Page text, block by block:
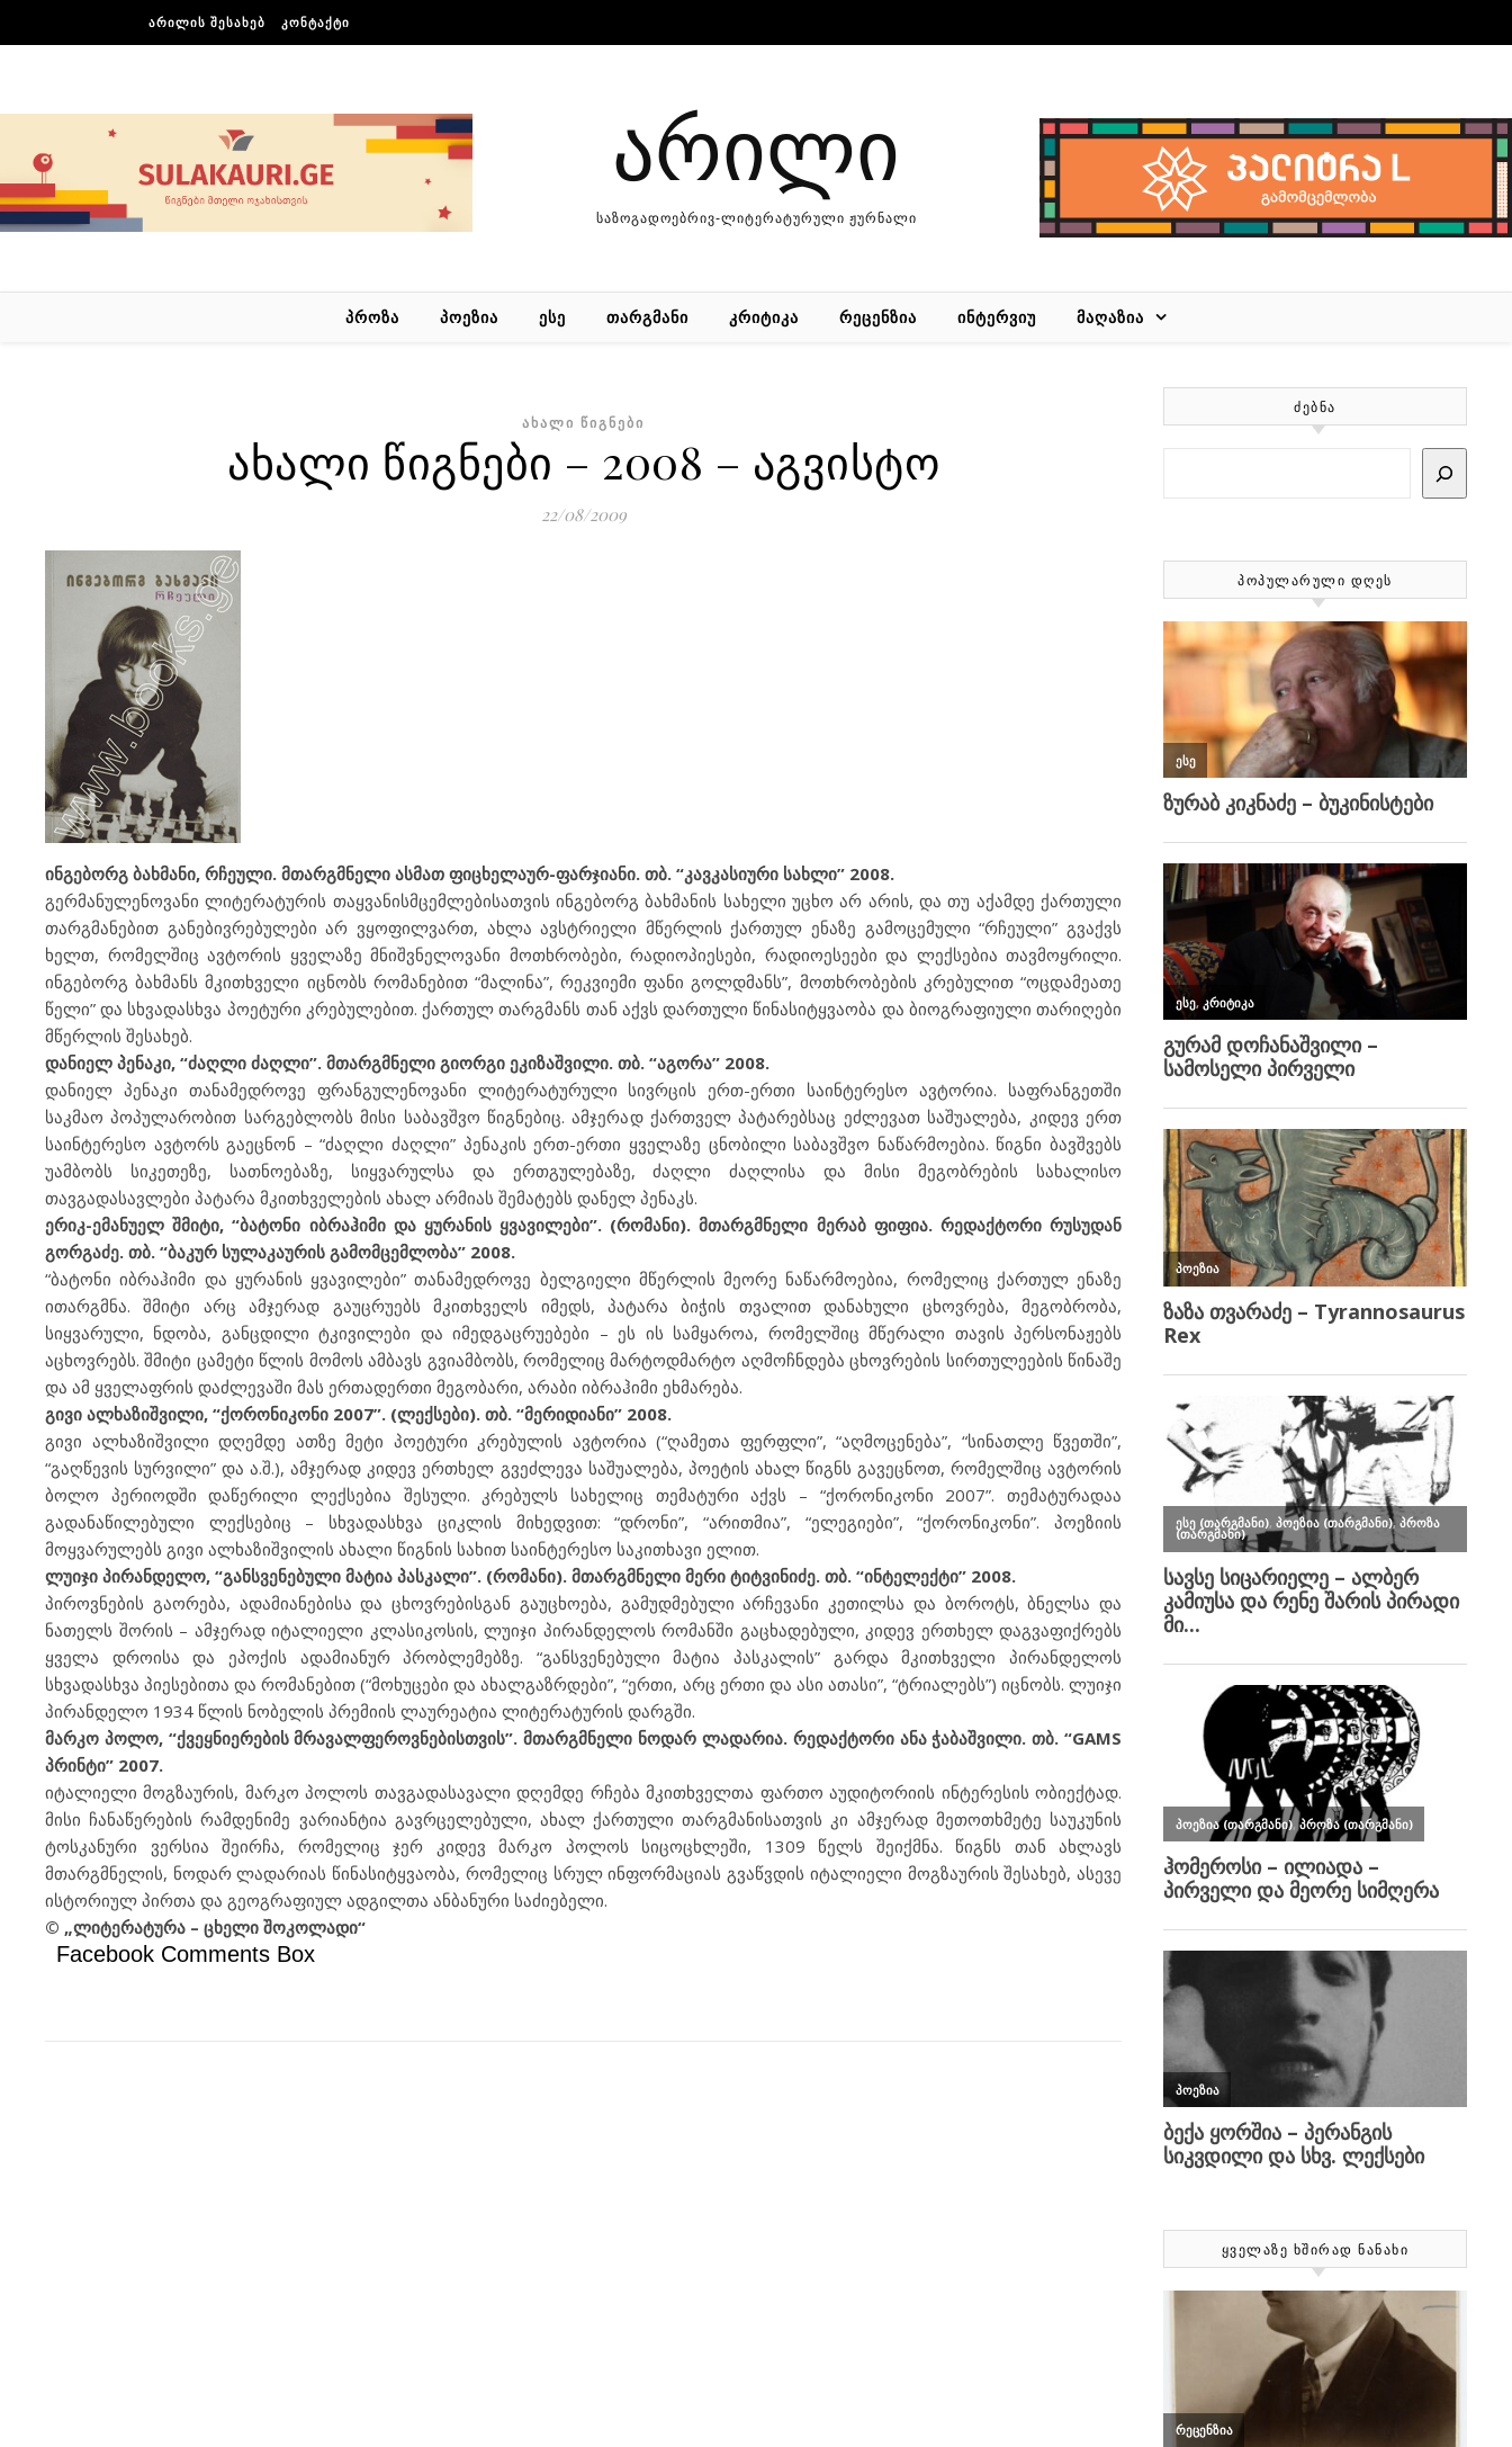
ᲐᲠᲘᲚᲘᲡ ᲨᲔᲡᲐᲮᲔᲑ ᲙᲝᲜᲢᲐᲥᲢᲘ
არილი
საზოგადოებრივ-ლიტერატურული ჟურნალი
ᲞᲠᲝᲖᲐ ᲞᲝᲔᲖᲘᲐ ᲔᲡᲔ ᲗᲐᲠᲒᲛᲐᲜᲘ ᲙᲠᲘᲢᲘᲙᲐ ᲠᲔᲪᲔᲜᲖᲘᲐ ᲘᲜᲢᲔᲠᲕᲘᲣ ᲛᲐᲦᲐᲖᲘᲐ
ᲐᲮᲐᲚᲘ ᲬᲘᲒᲜᲔᲑᲘ
ახალი წიგნები – 2008 – აგვისტო
22/08/2009
ინგებორგ ბახმანი, რჩეული. მთარგმნელი ასმათ ფიცხელაურ-ფარჯიანი. თბ. “კავკასიური სახლი” 2008.
გერმანულენოვანი ლიტერატურის თაყვანისმცემლებისათვის ინგებორგ ბახმანის სახელი უცხო არ არის, და თუ აქამდე ქართული
თარგმანებით განებივრებულები არ ვყოფილვართ, ახლა ავსტრიელი მწერლის ქართულ ენაზე გამოცემული “რჩეული” გვაქვს
ხელთ, რომელშიც ავტორის ყველაზე მნიშვნელოვანი მოთხრობები, რადიოპიესები, რადიოესეები და ლექსებია თავმოყრილი.
ინგებორგ ბახმანს მკითხველი იცნობს რომანებით “მალინა”, რეკვიემი ფანი გოლდმანს”, მოთხრობების კრებულით “ოცდამეათე
წელი” და სხვადასხვა პოეტური კრებულებით. ქართულ თარგმანს თან აქვს დართული წინასიტყვაობა და ბიოგრაფიული თარიღები
მწერლის შესახებ.
დანიელ პენაკი, “ძაღლი ძაღლი”. მთარგმნელი გიორგი ეკიზაშვილი. თბ. “აგორა” 2008.
დანიელ პენაკი თანამედროვე ფრანგულენოვანი ლიტერატურული სივრცის ერთ-ერთი საინტერესო ავტორია. საფრანგეთში
საკმაო პოპულარობით სარგებლობს მისი საბავშვო წიგნებიც. ამჯერად ქართველ პატარებსაც ეძლევათ საშუალება, კიდევ ერთ
საინტერესო ავტორს გაეცნონ – “ძაღლი ძაღლი” პენაკის ერთ-ერთი ყველაზე ცნობილი საბავშვო ნაწარმოებია. წიგნი ბავშვებს
უამბობს სიკეთეზე, სათნოებაზე, სიყვარულსა და ერთგულებაზე, ძაღლი ძაღლისა და მისი მეგობრების სახალისო
თავგადასავლები პატარა მკითხველების ახალ არმიას შემატებს დანელ პენაკს.
ერიკ-ემანუელ შმიტი, “ბატონი იბრაჰიმი და ყურანის ყვავილები”. (რომანი). მთარგმნელი მერაბ ფიფია. რედაქტორი რუსუდან
გორგაძე. თბ. “ბაკურ სულაკაურის გამომცემლობა” 2008.
“ბატონი იბრაჰიმი და ყურანის ყვავილები” თანამედროვე ბელგიელი მწერლის მეორე ნაწარმოებია, რომელიც ქართულ ენაზე
ითარგმნა. შმიტი არც ამჯერად გაუცრუებს მკითხველს იმედს, პატარა ბიჭის თვალით დანახული ცხოვრება, მეგობრობა,
სიყვარული, ნდობა, განცდილი ტკივილები და იმედგაცრუებები – ეს ის სამყაროა, რომელშიც მწერალი თავის პერსონაჟებს
აცხოვრებს. შმიტი ცამეტი წლის მომოს ამბავს გვიამბობს, რომელიც მარტოდმარტო აღმოჩნდება ცხოვრების სირთულეების წინაშე
და ამ ყველაფრის დაძლევაში მას ერთადერთი მეგობარი, არაბი იბრაჰიმი ეხმარება.
გივი ალხაზიშვილი, “ქორონიკონი 2007”. (ლექსები). თბ. “მერიდიანი” 2008.
გივი ალხაზიშვილი დღემდე ათზე მეტი პოეტური კრებულის ავტორია (“ღამეთა ფერფლი”, “აღმოცენება”, “სინათლე წვეთში”,
“გაღწევის სურვილი” და ა.შ.), ამჯერად კიდევ ერთხელ გვეძლევა საშუალება, პოეტის ახალ წიგნს გავეცნოთ, რომელშიც ავტორის
ბოლო პერიოდში დაწერილი ლექსებია შესული. კრებულს სახელიც თემატური აქვს – “ქორონიკონი 2007”. თემატურადაა
გადანაწილებული ლექსებიც – სხვადასხვა ციკლის მიხედვით: “დრონი”, “არითმია”, “ელეგიები”, “ქორონიკონი”. პოეზიის
მოყვარულებს გივი ალხაზიშვილის ახალი წიგნის სახით საინტერესო საკითხავი ელით.
ლუიჯი პირანდელო, “განსვენებული მატია პასკალი”. (რომანი). მთარგმნელი მერი ტიტვინიძე. თბ. “ინტელექტი” 2008.
პიროვნების გაორება, ადამიანებისა და ცხოვრებისგან გაუცხოება, გამუდმებული არჩევანი კეთილსა და ბოროტს, ბნელსა და
ნათელს შორის – ამჯერად იტალიელი კლასიკოსის, ლუიჯი პირანდელოს რომანში გაცხადებული, კიდევ ერთხელ დაგვაფიქრებს
ყველა დროისა და ეპოქის ადამიანურ პრობლემებზე. “განსვენებული მატია პასკალის” გარდა მკითხველი პირანდელოს
სხვადასხვა პიესებითა და რომანებით (“მოხუცები და ახალგაზრდები”, “ერთი, არც ერთი და ასი ათასი”, “ტრიალებს”) იცნობს. ლუიჯი
პირანდელო 1934 წლის ნობელის პრემიის ლაურეატია ლიტერატურის დარგში.
მარკო პოლო, “ქვეყნიერების მრავალფეროვნებისთვის”. მთარგმნელი ნოდარ ლადარია. რედაქტორი ანა ჭაბაშვილი. თბ. “GAMS
პრინტი” 2007.
იტალიელი მოგზაურის, მარკო პოლოს თავგადასავალი დღემდე რჩება მკითხველთა ფართო აუდიტორიის ინტერესის ობიექტად.
მისი ჩანაწერების რამდენიმე ვარიანტია გავრცელებული, ახალ ქართული თარგმანისათვის კი ამჯერად მეთოთხმეტე საუკუნის
ტოსკანური ვერსია შეირჩა, რომელიც ჯერ კიდევ მარკო პოლოს სიცოცხლეში, 1309 წელს შეიქმნა. წიგნს თან ახლავს
მთარგმნელის, ნოდარ ლადარიას წინასიტყვაობა, რომელიც სრულ ინფორმაციას გვაწვდის იტალიელი მოგზაურის შესახებ, ასევე
ისტორიულ პირთა და გეოგრაფიულ ადგილთა ანბანური საძიებელი.
© „ლიტერატურა – ცხელი შოკოლადი“
Facebook Comments Box
ᲫᲔᲑᲜᲐ
ᲞᲝᲞᲣᲚᲐᲠᲣᲚᲘ ᲓᲦᲔᲡ
ᲧᲕᲔᲚᲐᲖᲔ ᲮᲨᲘᲠᲐᲓ ᲜᲐᲜᲐᲮᲘ